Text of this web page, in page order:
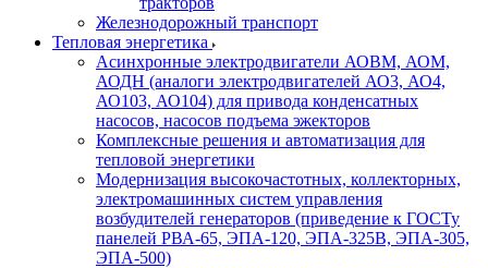
Железнодорожный транспорт
Тепловая энергетика
Асинхронные электродвигатели АОВМ, АОМ,
АОДН (аналоги электродвигателей АО3, АО4,
АО103, АО104) для привода конденсатных
насосов, насосов подъема эжекторов
Комплексные решения и автоматизация для
тепловой энергетики
Модернизация высокочастотных, коллекторных,
электромашинных систем управления
возбудителей генераторов (приведение к ГОСТу
панелей РВА-65, ЭПА-120, ЭПА-325В, ЭПА-305,
ЭПА-500)